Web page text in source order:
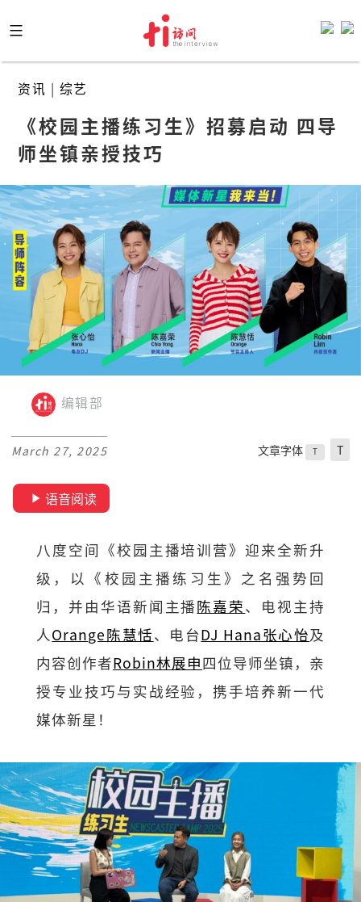
to
content
资讯 | 综艺
《校园主播练习生》招募启动 四导
师坐镇亲授技巧
编辑部
March 27, 2025 文章字体 T T
语音阅读
八度空间《校园主播培训营》迎来全新升
级，以《校园主播练习生》之名强势回
归，并由华语新闻主播陈嘉荣、电视主持
人Orange陈慧恬、电台DJ Hana张心怡及
内容创作者Robin林展申四位导师坐镇，亲
授专业技巧与实战经验，携手培养新一代
媒体新星！